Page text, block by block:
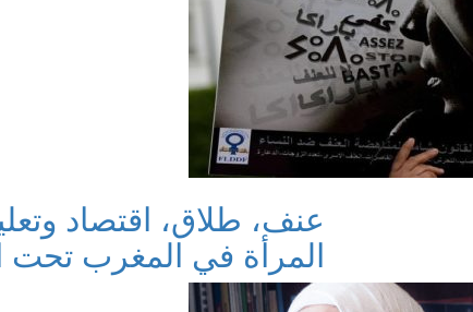
عنف، طلاق، اقتصاد
المرأة في المغرب تحت